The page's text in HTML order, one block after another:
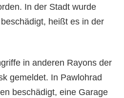
In der Stadt wurde
heißt es in der
in anderen Rayons der
gemeldet. In Pawlohrad
beschädigt, eine Garage